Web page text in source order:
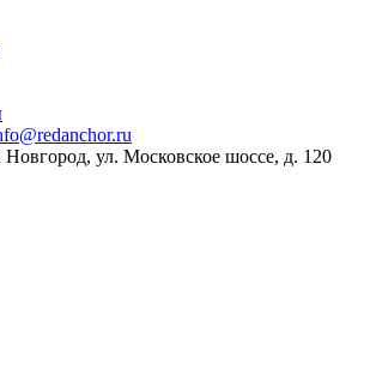
ул. Московское шоссе, д. 120